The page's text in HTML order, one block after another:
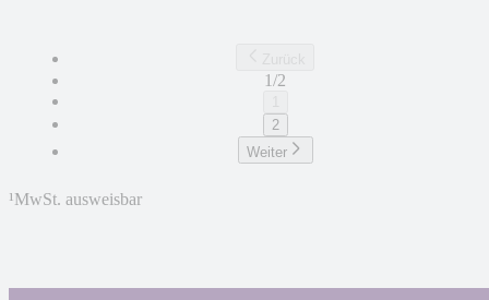
1/2
2
Weiter
¹MwSt. ausweisbar